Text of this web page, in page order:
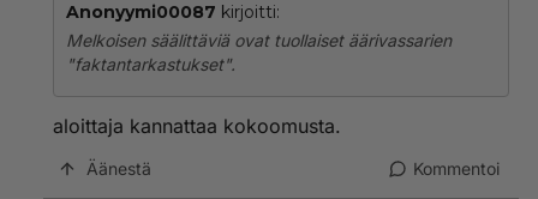
Anonyymi00087 kirjoitti:
Melkoisen säälittäviä ovat tuollaiset äärivassarien
"faktantarkastukset".
aloittaja kannattaa kokoomusta.
Äänestä Kommentoi